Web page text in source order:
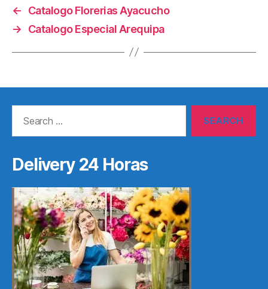
←
Catalogo Florerias Ayacucho
→
Catalogo Especial Arequipa
Delivery 24 Horas